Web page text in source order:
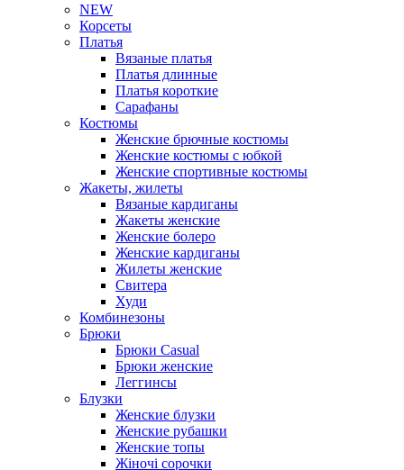
NEW
Корсеты
Платья
Вязаные платья
Платья длинные
Платья короткие
Сарафаны
Костюмы
Женские брючные костюмы
Женские костюмы с юбкой
Женские спортивные костюмы
Жакеты, жилеты
Вязаные кардиганы
Жакеты женские
Женские болеро
Женские кардиганы
Жилеты женские
Свитера
Худи
Комбинезоны
Брюки
Брюки Casual
Брюки женские
Леггинсы
Блузки
Женские блузки
Женские рубашки
Женские топы
Жіночі сорочки